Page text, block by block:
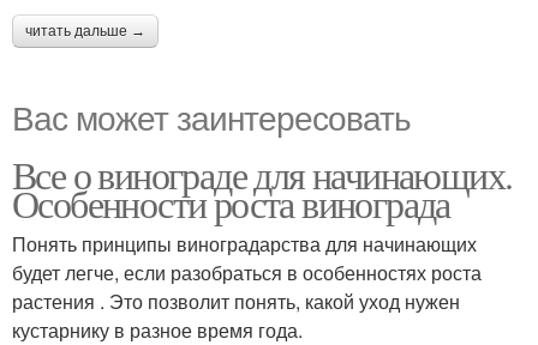
читать дальше →
Вас может заинтересовать
Все о винограде для начинающих.
Особенности роста винограда
Понять принципы виноградарства для начинающих
будет легче, если разобраться в особенностях роста
растения . Это позволит понять, какой уход нужен
кустарнику в разное время года.